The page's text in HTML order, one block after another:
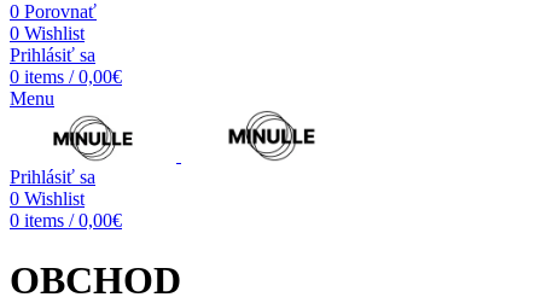
0 Porovnať
0 Wishlist
Prihlásiť sa
0 items / 0,00€
Menu
Prihlásiť sa
0 Wishlist
0 items / 0,00€
OBCHOD